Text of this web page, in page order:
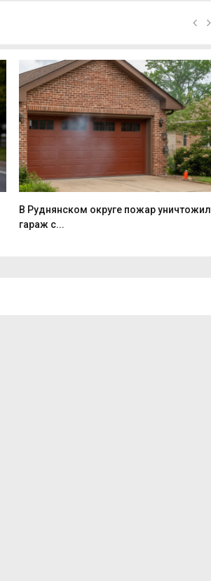
В Руднянском округе пожар уничтожил
гараж с...